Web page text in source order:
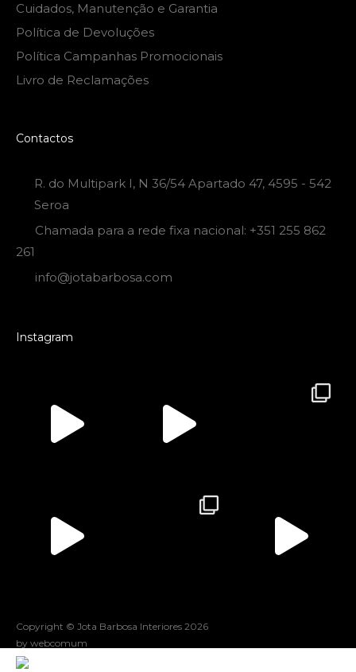
Cuidados, Manutenção e Garantia
Política de Devoluções
Política Campanhas Promocionais
Livro de Reclamações
Contactos
R. do Multipark I, N 36/54 Apartado 47, 4595 - 542
Seroa
Chamada para a rede fixa nacional: +351 255 862
261
info@jotabarbosa.com
Instagram
Copyright © Jota Barbosa Interiores 2026
by webcomum